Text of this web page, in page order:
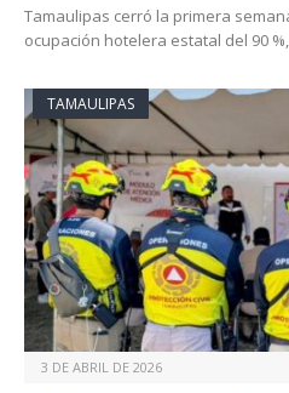
Tamaulipas cerró la primera
ocupación hotelera estatal del 90
TAMAULIPAS
3 DE ABRIL DE 2026